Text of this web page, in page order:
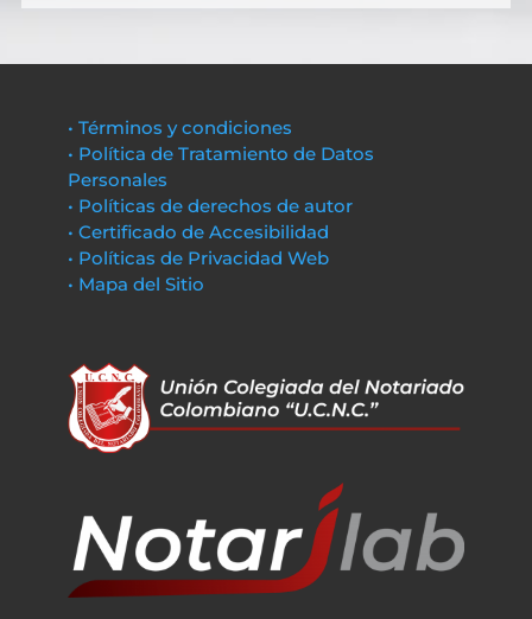
• Términos y condiciones
• Política de Tratamiento de Datos
Personales
• Políticas de derechos de autor
• Certificado de Accesibilidad
• Políticas de Privacidad Web
• Mapa del Sitio